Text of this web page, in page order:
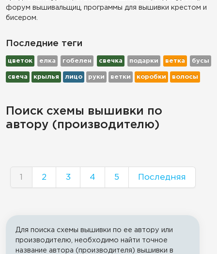
форум вышивальщиц, программы для вышивки крестом и
бисером.
Последние теги
цветок елка гобелен свечка подарки ветка бусы
свеча крылья лицо руки ветки коробки волосы
Поиск схемы вышивки по
автору (производителю)
1 2 3 4 5 Последняя
Для поиска схемы вышивки по ее автору или
производителю, необходимо найти точное
название автора (производителя) вышивки в